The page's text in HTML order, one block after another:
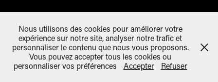
Nous utilisons des cookies pour améliorer votre
expérience sur notre site, analyser notre trafic et
personnaliser le contenu que nous vous proposons.
Vous pouvez accepter tous les cookies ou
personnaliser vos préférences
Accepter Refuser